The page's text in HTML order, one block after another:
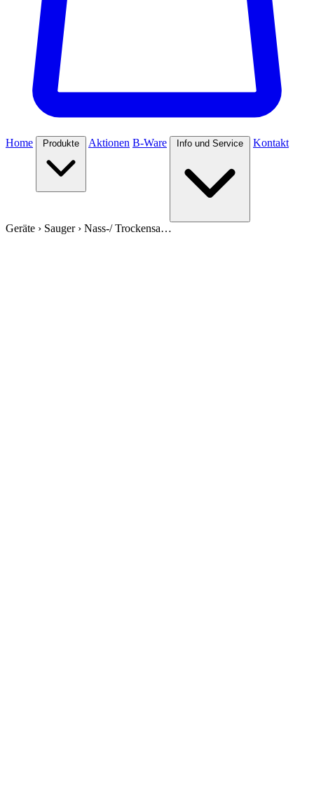
Home Produkte Aktionen B-Ware Info und Service Kontakt
Geräte › Sauger› Nass-/ Trockensa…